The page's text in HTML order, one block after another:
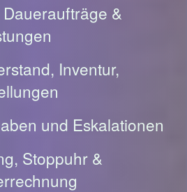
&
Inventur,
und Eskalationen
Stoppuhr &